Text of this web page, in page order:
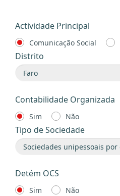
Actividade Principal
Comunicação Social
Distrito
Contabilidade Organizada
Sim Não
Tipo de Sociedade
Detém OCS
Sim Não